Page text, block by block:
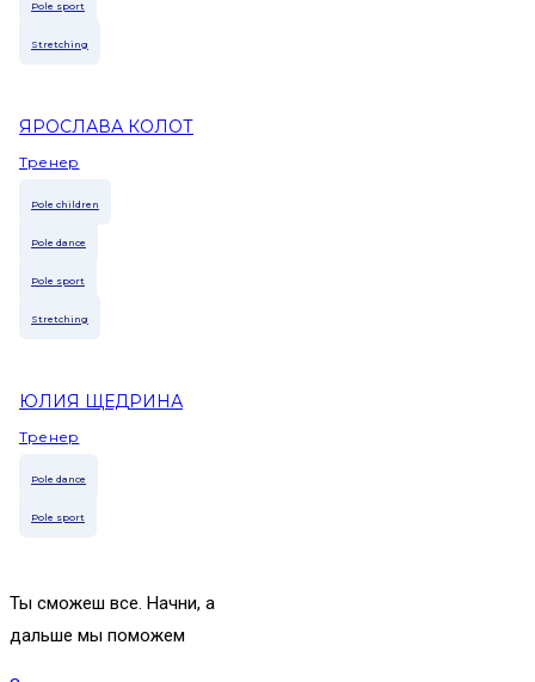
Pole sport
Stretching
ЯРОСЛАВА КОЛОТ
Тренер
Pole children
Pole dance
Pole sport
Stretching
ЮЛИЯ ЩЕДРИНА
Тренер
Pole dance
Pole sport
Ты сможеш все. Начни, а
дальше мы поможем